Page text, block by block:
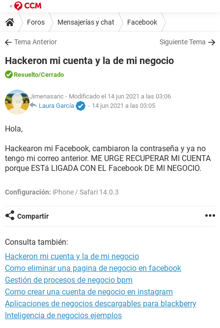
Foros Mensajerías y chat Facebook
Tema Anterior Siguiente Tema
Hackeron mi cuenta y la de mi negocio
Resuelto/Cerrado
Jimenasanc - Modificado el 14 jun 2021 a las 03:06
Laura García
- 14 jun 2021 a las 03:05
Hola,
Hackearon mi Facebook, cambiaron la contraseña y ya no
tengo mi correo anterior. ME URGE RECUPERAR MI CUENTA
porque ESTá LIGADA CON EL Facebook DE MI NEGOCIO.
Configuración: iPhone / Safari 14.0.3
Compartir
Consulta también:
Hackeron mi cuenta y la de mi negocio
Como eliminar una pagina de negocio en facebook
Gestión de procesos de negocio bpm
Como crear una cuenta de negocio en instagram
Aplicaciones de negocios descargables para blackberry
Inteligencia de negocios ejemplos